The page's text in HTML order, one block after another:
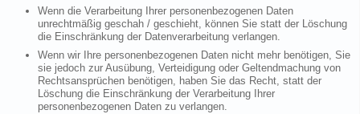
Wenn die Verarbeitung Ihrer personenbezogenen Daten
unrechtmäßig geschah / geschieht, können Sie statt der Löschung
die Einschränkung der Datenverarbeitung verlangen.
Wenn wir Ihre personenbezogenen Daten nicht mehr benötigen, Sie
sie jedoch zur Ausübung, Verteidigung oder Geltendmachung von
Rechtsansprüchen benötigen, haben Sie das Recht, statt der
Löschung die Einschränkung der Verarbeitung Ihrer
personenbezogenen Daten zu verlangen.